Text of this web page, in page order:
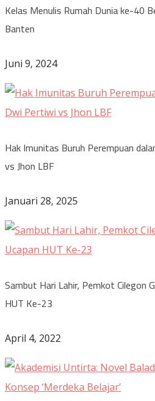
Kelas Menulis Rumah Dunia ke-40
Banten
Juni 9, 2024
Hak Imunitas Buruh Perempuan
vs Jhon LBF
Januari 28, 2025
Sambut Hari Lahir, Pemkot Cilegon
HUT Ke-23
April 4, 2022